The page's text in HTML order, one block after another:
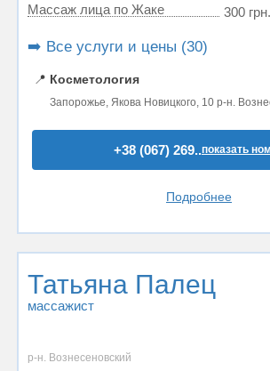
Массаж лица по Жаке 300
➡️ Все услуги и цены (30)
📍 Косметология
Запорожье, Якова Новицкого, 10 р-н.
+38 (067) 269..показать
Подробнее
Татьяна Палец
массажист
р-н. Вознесеновский